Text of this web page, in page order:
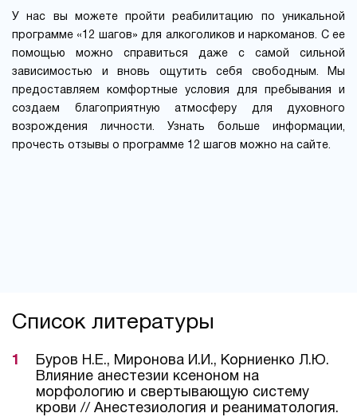
У нас вы можете пройти реабилитацию по уникальной
программе «12 шагов» для алкоголиков и наркоманов. С ее
помощью можно справиться даже с самой сильной
зависимостью и вновь ощутить себя свободным. Мы
предоставляем комфортные условия для пребывания и
создаем благоприятную атмосферу для духовного
возрождения личности. Узнать больше информации,
прочесть отзывы о программе 12 шагов можно на сайте.
Список литературы
Буров Н.Е., Миронова И.И., Корниенко Л.Ю.
Влияние анестезии ксеноном на
морфологию и свертывающую систему
крови // Анестезиология и реаниматология.